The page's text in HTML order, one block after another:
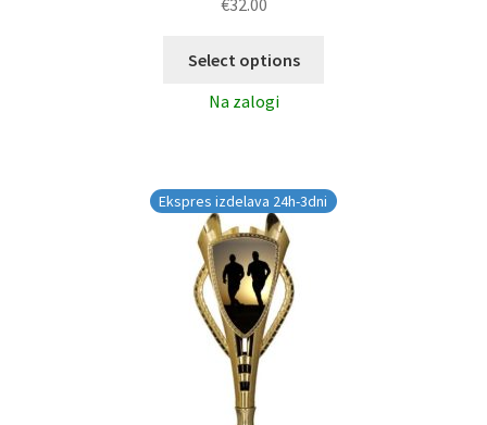
Select options
Na zalogi
Ekspres izdelava 24h-3dni